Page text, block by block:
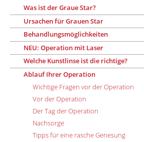
Was ist der Graue Star?
Ursachen für Grauen Star
Behandlungsmöglichkeiten
NEU: Operation mit Laser
Welche Kunstlinse ist die richtige?
Ablauf Ihrer Operation
Wichtige Fragen vor der Operation
Vor der Operation
Der Tag der Operation
Nachsorge
Tipps für eine rasche Genesung